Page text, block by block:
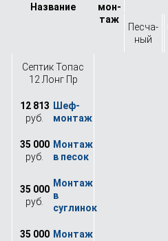
Назва­ние
мон­
таж
Песча­
ный
Септик Топас
12 Лонг Пр
12 813
руб.
35 000
руб.
35 000
руб.
35 000